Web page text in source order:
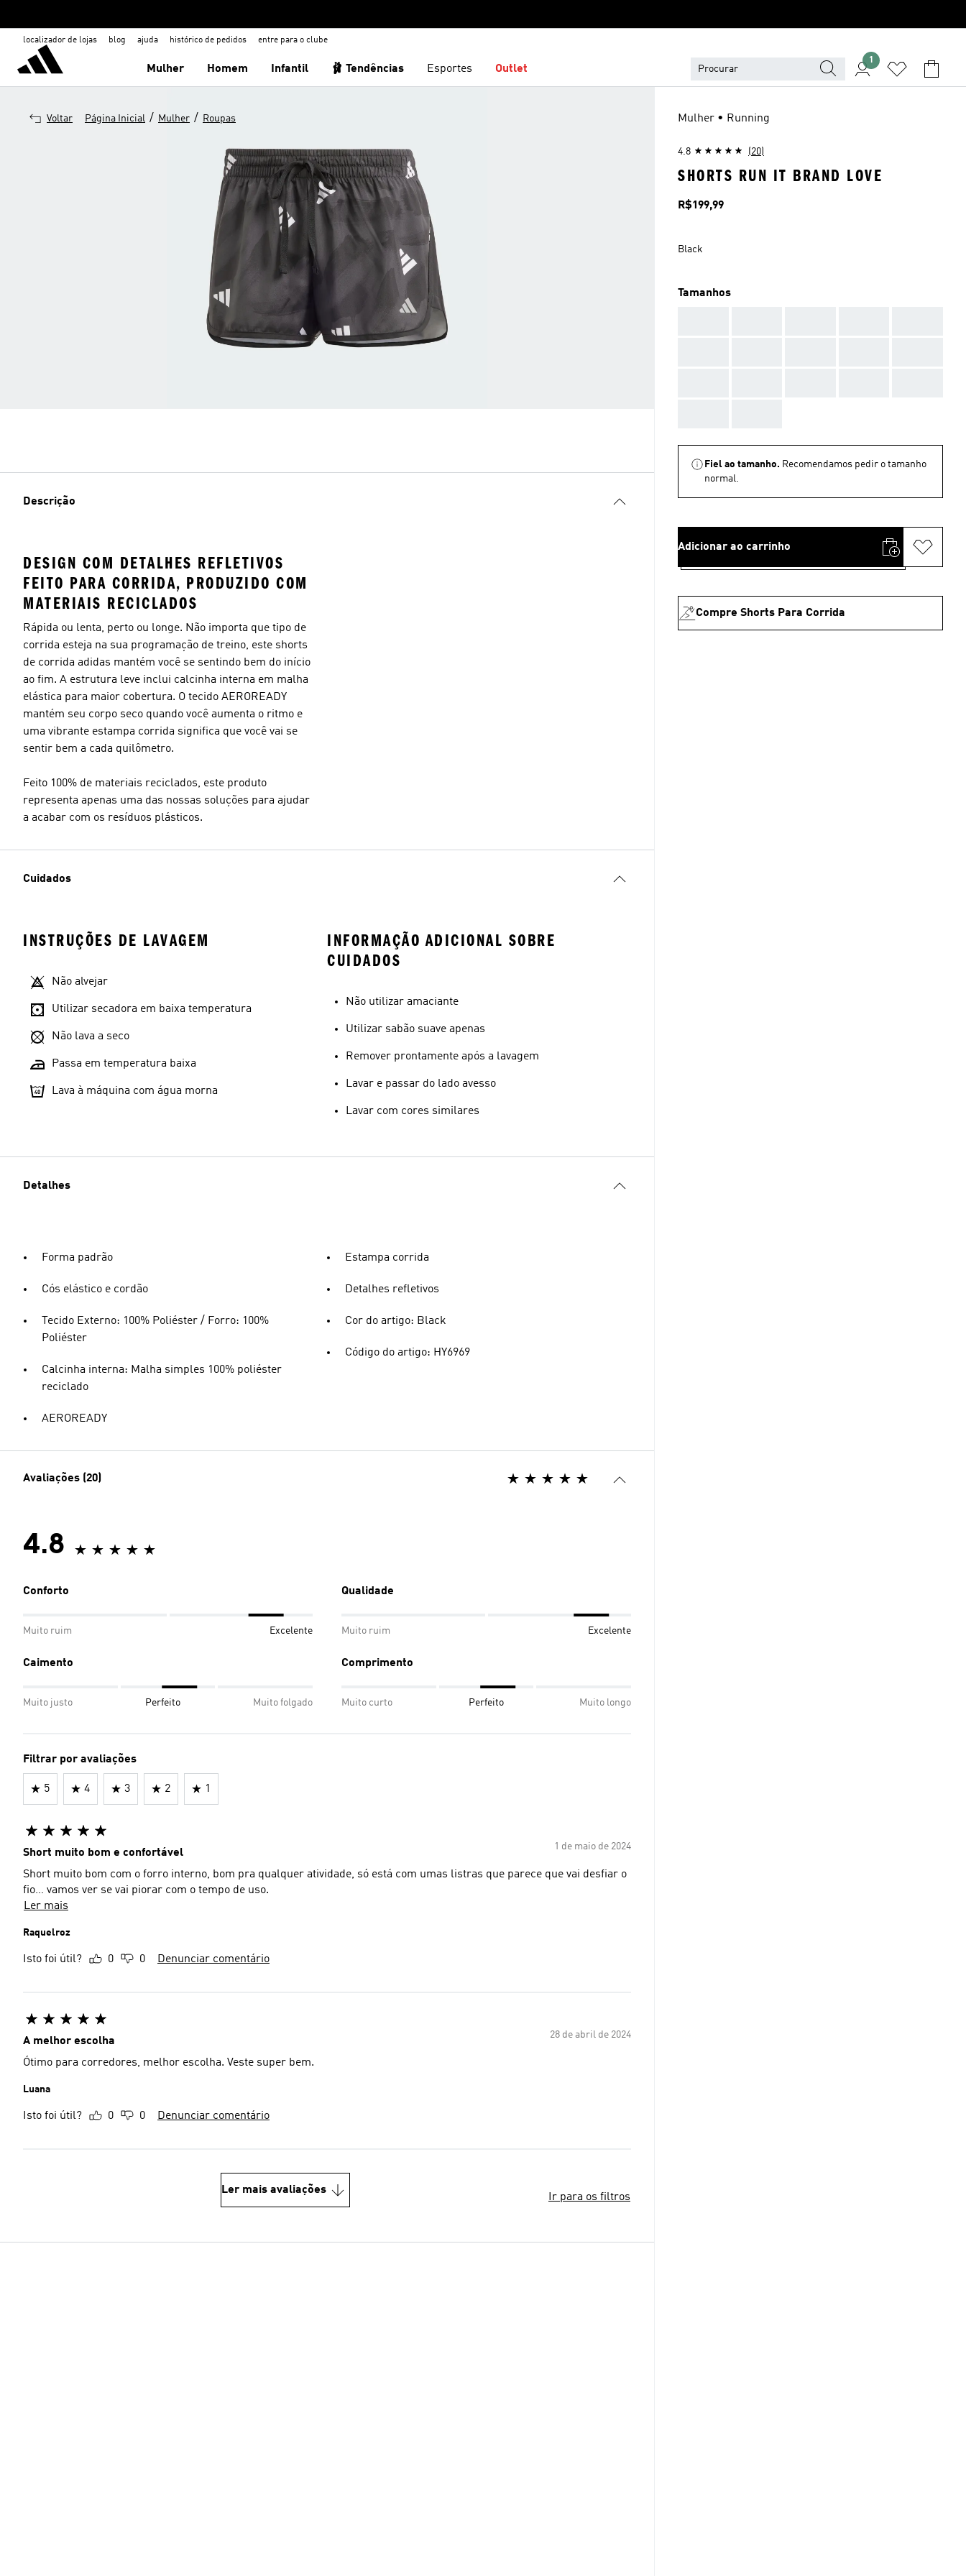
localizador de lojas blog ajuda histórico de pedidos entre para o clube
Mulher Homem Infantil 🩰 Tendências Esportes Outlet
1
Voltar Página Inicial / Mulher / Roupas
Descrição
DESIGN COM DETALHES REFLETIVOS
FEITO PARA CORRIDA, PRODUZIDO COM
MATERIAIS RECICLADOS
Rápida ou lenta, perto ou longe. Não importa que tipo de
corrida esteja na sua programação de treino, este shorts
de corrida adidas mantém você se sentindo bem do início
ao fim. A estrutura leve inclui calcinha interna em malha
elástica para maior cobertura. O tecido AEROREADY
mantém seu corpo seco quando você aumenta o ritmo e
uma vibrante estampa corrida significa que você vai se
sentir bem a cada quilômetro.
Feito 100% de materiais reciclados, este produto
representa apenas uma das nossas soluções para ajudar
a acabar com os resíduos plásticos.
Cuidados
INSTRUÇÕES DE LAVAGEM
Não alvejar
Utilizar secadora em baixa temperatura
Não lava a seco
Passa em temperatura baixa
Lava à máquina com água morna
INFORMAÇÃO ADICIONAL SOBRE
CUIDADOS
Não utilizar amaciante
Utilizar sabão suave apenas
Remover prontamente após a lavagem
Lavar e passar do lado avesso
Lavar com cores similares
Detalhes
Forma padrão
Cós elástico e cordão
Tecido Externo: 100% Poliéster / Forro: 100%
Poliéster
Calcinha interna: Malha simples 100% poliéster
reciclado
AEROREADY
Estampa corrida
Detalhes refletivos
Cor do artigo: Black
Código do artigo: HY6969
Avaliações (20)
4.8
Conforto
Muito ruim Excelente
Qualidade
Muito ruim Excelente
Caimento
Muito justo Perfeito Muito folgado
Comprimento
Muito curto Perfeito Muito longo
Filtrar por avaliações
5 4 3 2 1
1 de maio de 2024
Short muito bom e confortável
Short muito bom com o forro interno, bom pra qualquer atividade, só está com umas listras que parece que vai desfiar o
fio… vamos ver se vai piorar com o tempo de uso.
Ler mais
Raquelroz
Isto foi útil? 0 0 Denunciar comentário
28 de abril de 2024
A melhor escolha
Ótimo para corredores, melhor escolha. Veste super bem.
Luana
Isto foi útil? 0 0 Denunciar comentário
Ler mais avaliações
Ir para os filtros
Mulher • Running
4.8 (20)
SHORTS RUN IT BRAND LOVE
Preço
R$199,99
Black
Tamanhos
Fiel ao tamanho. Recomendamos pedir o tamanho
normal.
Adicionar ao carrinho
Compre Shorts Para Corrida